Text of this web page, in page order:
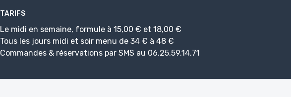
TARIFS
Le midi en semaine, formule à 15,00 € et 18,00 €
Tous les jours midi et soir menu de 34 € à 48 €
Commandes & réservations par SMS au 06.25.59.14.71